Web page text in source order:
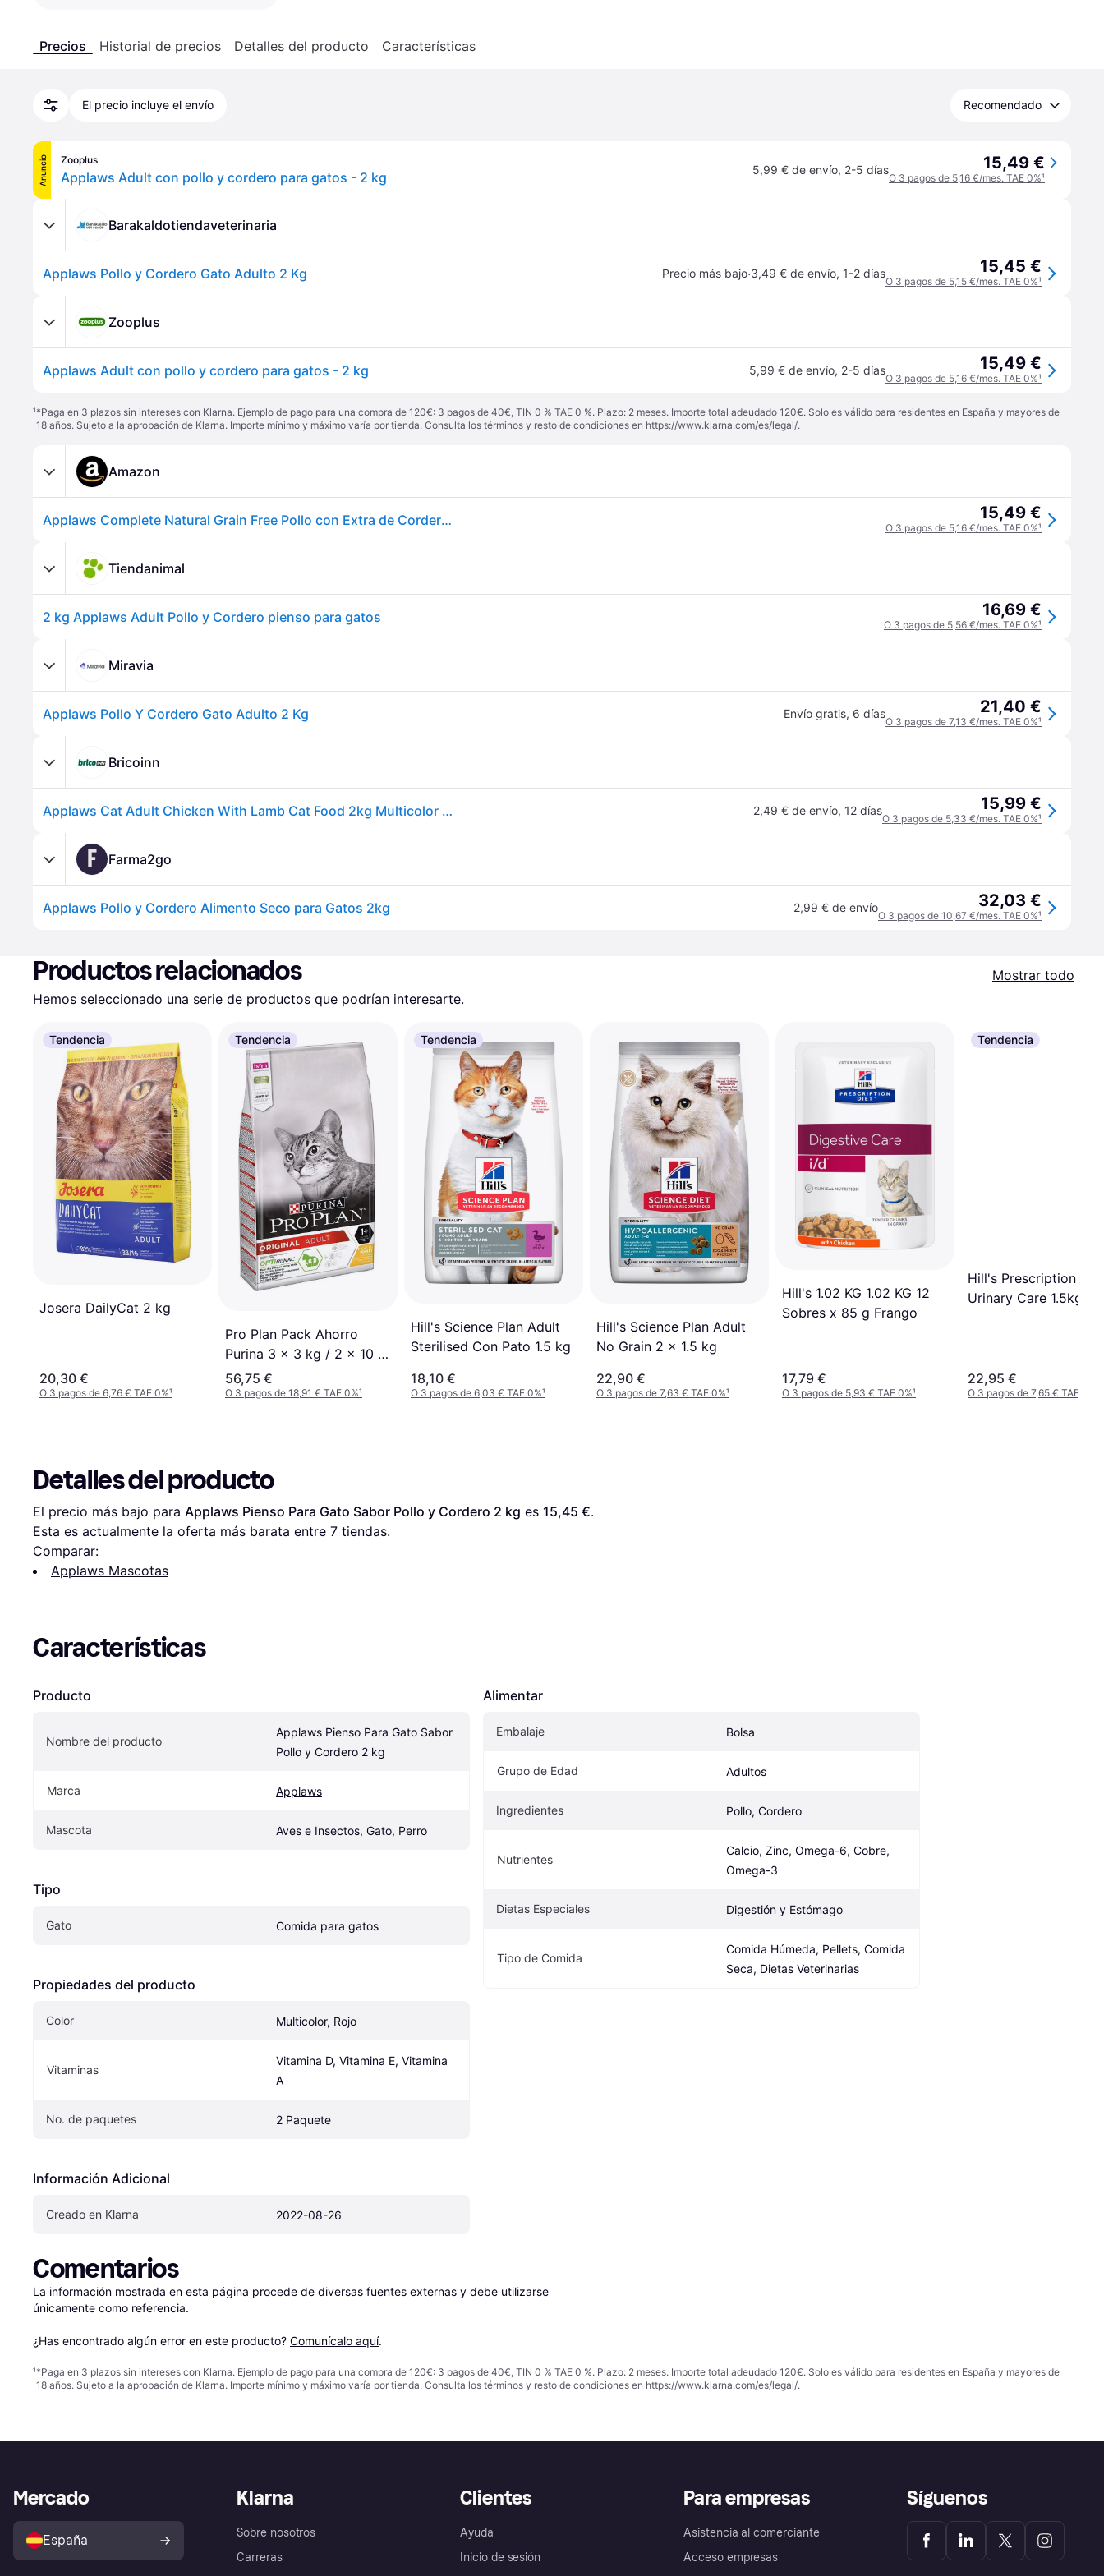
Precios Historial de precios Detalles del producto Características
El precio incluye el envío Recomendado
Anuncio Zooplus
Applaws Adult con pollo y cordero para gatos - 2 kg 5,99 € de envío, 2-5 días 15,49 €
O 3 pagos de 5,16 €/mes. TAE 0%¹
Barakaldotiendaveterinaria
Applaws Pollo y Cordero Gato Adulto 2 Kg Precio más bajo·3,49 € de envío, 1-2 días 15,45 €
O 3 pagos de 5,15 €/mes. TAE 0%¹
Zooplus
Applaws Adult con pollo y cordero para gatos - 2 kg 5,99 € de envío, 2-5 días 15,49 €
O 3 pagos de 5,16 €/mes. TAE 0%¹
¹*Paga en 3 plazos sin intereses con Klarna. Ejemplo de pago para una compra de 120€: 3 pagos de 40€, TIN 0 % TAE 0 %. Plazo: 2 meses. Importe total adeudado 120€. Solo es válido para residentes en España y mayores de
18 años. Sujeto a la aprobación de Klarna. Importe mínimo y máximo varía por tienda. Consulta los términos y resto de condiciones en https://www.klarna.com/es/legal/.
Amazon
Applaws Complete Natural Grain Free Pollo con Extra de Cordero Pienso seco para gatos adultos - Bolsa de 2kg con cierre - 1 Ud 15,49 €
O 3 pagos de 5,16 €/mes. TAE 0%¹
Tiendanimal
2 kg Applaws Adult Pollo y Cordero pienso para gatos 16,69 €
O 3 pagos de 5,56 €/mes. TAE 0%¹
Miravia
Applaws Pollo Y Cordero Gato Adulto 2 Kg Envío gratis, 6 días 21,40 €
O 3 pagos de 7,13 €/mes. TAE 0%¹
Bricoinn
Applaws Cat Adult Chicken With Lamb Cat Food 2kg Multicolor 2kg 2,49 € de envío, 12 días 15,99 €
O 3 pagos de 5,33 €/mes. TAE 0%¹
F Farma2go
Applaws Pollo y Cordero Alimento Seco para Gatos 2kg 2,99 € de envío 32,03 €
O 3 pagos de 10,67 €/mes. TAE 0%¹
Productos relacionados
Mostrar todo
Hemos seleccionado una serie de productos que podrían interesarte.
Tendencia
Josera DailyCat 2 kg
20,30 €
O 3 pagos de 6,76 € TAE 0%¹
Tendencia
Pro Plan Pack Ahorro
Purina 3 x 3 kg / 2 x 10 /
14 kg Pienso Para Gatos
56,75 €
O 3 pagos de 18,91 € TAE 0%¹
Tendencia
Hill's Science Plan Adult
Sterilised Con Pato 1.5 kg
18,10 €
O 3 pagos de 6,03 € TAE 0%¹
Hill's Science Plan Adult
No Grain 2 x 1.5 kg
22,90 €
O 3 pagos de 7,63 € TAE 0%¹
Hill's 1.02 KG 1.02 KG 12
Sobres x 85 g Frango
17,79 €
O 3 pagos de 5,93 € TAE 0%¹
Tendencia
Hill's Prescription
Urinary Care 1.5kg
22,95 €
O 3 pagos de 7,65 € TAE 0%
Detalles del producto
El precio más bajo para Applaws Pienso Para Gato Sabor Pollo y Cordero 2 kg es 15,45 €.
Esta es actualmente la oferta más barata entre 7 tiendas.
Comparar:
Applaws Mascotas
Características
Producto
Nombre del producto
Applaws Pienso Para Gato Sabor
Pollo y Cordero 2 kg
Marca Applaws
Mascota Aves e Insectos, Gato, Perro
Tipo
Gato Comida para gatos
Propiedades del producto
Color Multicolor, Rojo
Vitaminas
Vitamina D, Vitamina E, Vitamina
A
No. de paquetes 2 Paquete
Información Adicional
Creado en Klarna 2022-08-26
Alimentar
Embalaje Bolsa
Grupo de Edad Adultos
Ingredientes Pollo, Cordero
Nutrientes
Calcio, Zinc, Omega-6, Cobre,
Omega-3
Dietas Especiales Digestión y Estómago
Tipo de Comida
Comida Húmeda, Pellets, Comida
Seca, Dietas Veterinarias
Comentarios
La información mostrada en esta página procede de diversas fuentes externas y debe utilizarse
únicamente como referencia.
¿Has encontrado algún error en este producto? Comunícalo aquí.
¹*Paga en 3 plazos sin intereses con Klarna. Ejemplo de pago para una compra de 120€: 3 pagos de 40€, TIN 0 % TAE 0 %. Plazo: 2 meses. Importe total adeudado 120€. Solo es válido para residentes en España y mayores de
18 años. Sujeto a la aprobación de Klarna. Importe mínimo y máximo varía por tienda. Consulta los términos y resto de condiciones en https://www.klarna.com/es/legal/.
Klarna
Sobre nosotros
Carreras
Clientes
Ayuda
Inicio de sesión
Para empresas
Asistencia al comerciante
Acceso empresas
Mercado
España
Síguenos